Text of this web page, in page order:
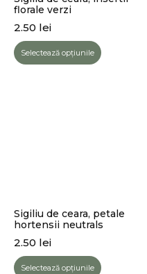
florale verzi
2.50 lei
Selectează opțiunile
Sigiliu de ceara, petale
hortensii neutrals
2.50 lei
Selectează opțiunile